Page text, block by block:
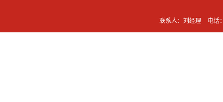
联系人：刘经理 电话